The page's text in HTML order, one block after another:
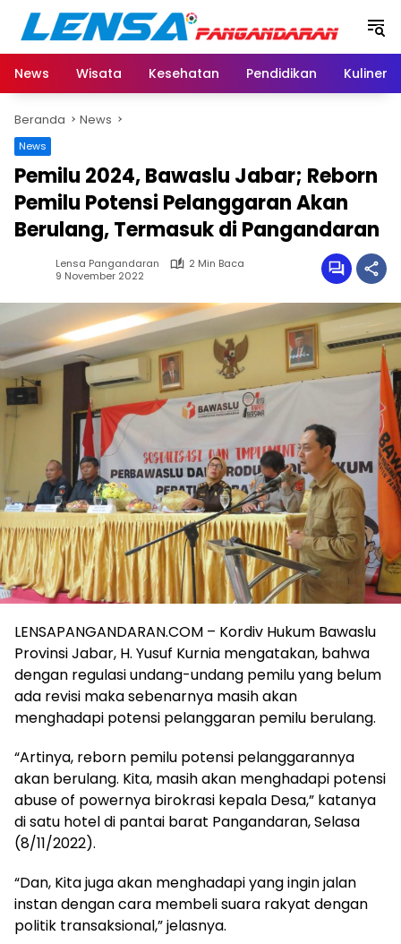
Langsung
konten
News
Wisata Kesehatan Pendidikan Kuliner
Beranda News
News
Pemilu 2024, Bawaslu Jabar; Reborn
Pemilu Potensi Pelanggaran Akan
Berulang, Termasuk di Pangandaran
Lensa Pangandaran
2 Min Baca
9 November 2022
LENSAPANGANDARAN.COM – Kordiv Hukum Bawaslu
Provinsi Jabar, H. Yusuf Kurnia mengatakan, bahwa
dengan regulasi undang-undang pemilu yang belum
ada revisi maka sebenarnya masih akan
menghadapi potensi pelanggaran pemilu berulang.
“Artinya, reborn pemilu potensi pelanggarannya
akan berulang. Kita, masih akan menghadapi potensi
abuse of powernya birokrasi kepala Desa,” katanya
di satu hotel di pantai barat Pangandaran, Selasa
(8/11/2022).
“Dan, Kita juga akan menghadapi yang ingin jalan
instan dengan cara membeli suara rakyat dengan
politik transaksional,” jelasnya.